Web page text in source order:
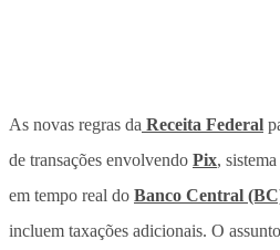
As novas regras da Receita Federal
de transações envolvendo Pix,
em tempo real do Banco Central
incluem taxações adicionais. O